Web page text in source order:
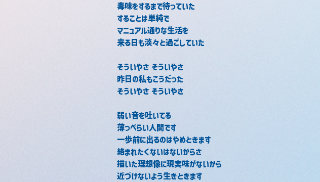
毒味をするまで待っていた
することは単純で
マニュアル通りな生活を
来る日も淡々と過ごしていた
そういやさ そういやさ
昨日の私もこうだった
そういやさ そういやさ
弱い音を吐いてる
薄っぺらい人間です
一歩前に出るのはやめときます
絡まれたくないはないからさ
描いた理想像に現実味がないから
近づけないよう生きときます